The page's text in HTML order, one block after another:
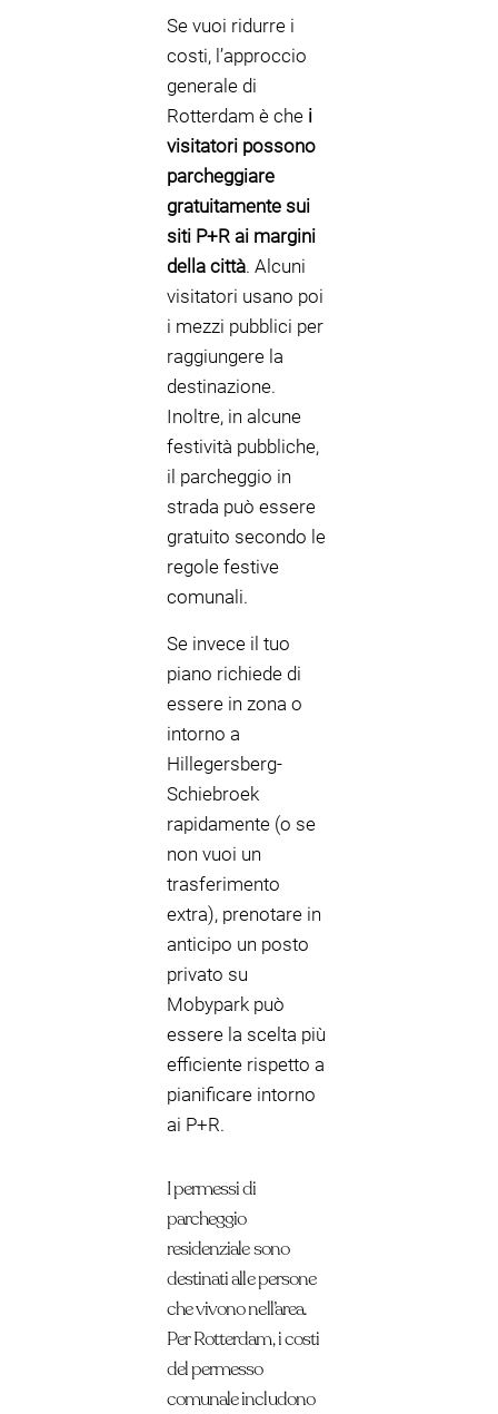
Se vuoi ridurre i
costi, l’approccio
generale di
Rotterdam è che i
visitatori possono
parcheggiare
gratuitamente sui
siti P+R ai margini
della città. Alcuni
visitatori usano poi
i mezzi pubblici per
raggiungere la
destinazione.
Inoltre, in alcune
festività pubbliche,
il parcheggio in
strada può essere
gratuito secondo le
regole festive
comunali.
Se invece il tuo
piano richiede di
essere in zona o
intorno a
Hillegersberg-
Schiebroek
rapidamente (o se
non vuoi un
trasferimento
extra), prenotare in
anticipo un posto
privato su
Mobypark può
essere la scelta più
efficiente rispetto a
pianificare intorno
ai P+R.
I permessi di
parcheggio
residenziale sono
destinati alle persone
che vivono nell’area.
Per Rotterdam, i costi
del permesso
comunale includono